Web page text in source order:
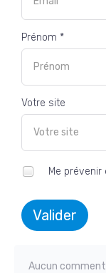
Prénom *
Votre site
Me
Valider
Aucun